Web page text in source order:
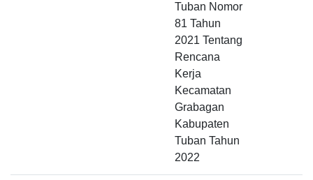
Tuban Nomor
81 Tahun
2021 Tentang
Rencana
Kerja
Kecamatan
Grabagan
Kabupaten
Tuban Tahun
2022